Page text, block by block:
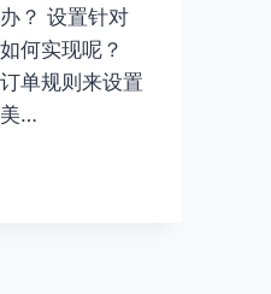
？ 设置针对
何实现呢？
单规则来设置
…